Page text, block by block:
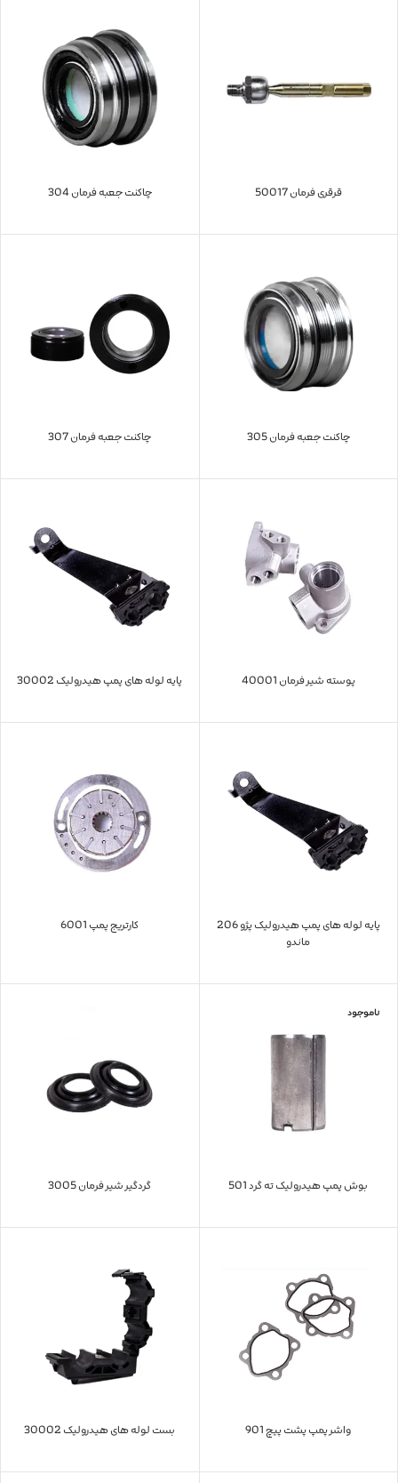
قرقری فرمان 50017 چاکنت جعبه فرمان 304
چاکنت جعبه فرمان 305 چاکنت جعبه فرمان 307
پوسته شیر فرمان 40001 پایه لوله های پمپ هیدرولیک 30002
پایه لوله های پمپ هیدرولیک پژو 206
ماندو
کارتریج پمپ 6001
ناموجود
بوش پمپ هیدرولیک ته گرد 501 گردگیر شیر فرمان 3005
واشر پمپ پشت پیچ 901 بست لوله های هیدرولیک 30002